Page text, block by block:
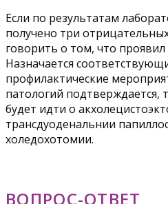
Если по результатам
получено три
говорить о том, что проявил
Назначается
профилактические
патологий подтверждается,
будет идти о
трансдуоденальнии
холедохотомии.
ВОПРОС-ОТВЕТ